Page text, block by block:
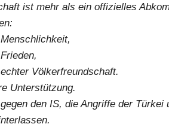
ist mehr als ein offizielles
Völkerfreundschaft.
Unterstützung.
den IS, die Angriffe der